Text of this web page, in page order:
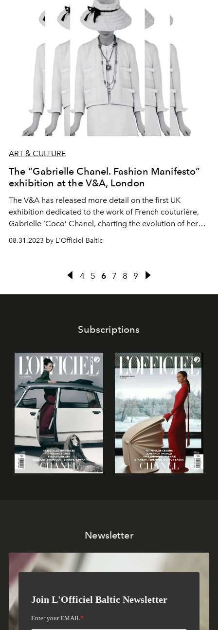
ART & CULTURE
The “Gabrielle Chanel. Fashion Manifesto”
exhibition at the V&A, London
The V&A has released more detail on the first UK
exhibition dedicated to the work of French couturière,
Gabrielle ‘Coco’ Chanel, charting the evolution of her
iconic design style and the establishment of the House of
CHANEL, from the opening of her first millinery boutique
08.31.2023 by L'Officiel Baltic
4 5 6 7 8 9
Subscriptions
Newsletter